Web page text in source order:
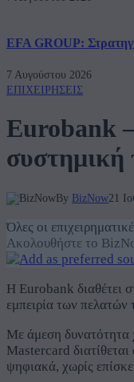
EFA GROUP:
7 Αυγούστου 2026
ΕΠΙΧΕΙΡΗΣΕΙΣ
Eurobank
συστημική
By BizNow21
Όλες οι
Ακολουθήστε το
H Eurobank διαθέτει
εμπειρία των πελατών
Με άμεση δυνατότητα
Mastercard
ψηφιακά, χωρίς